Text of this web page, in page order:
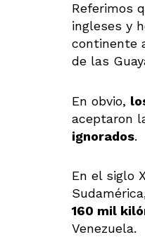
Referimos
ingleses y
continente
de las
En obvio,
aceptaron
ignorados.
En el siglo
160 mil
Venezuela.